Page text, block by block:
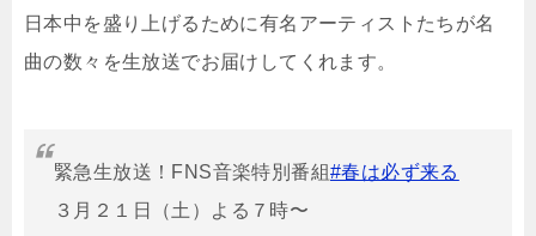
日本中を盛り上げるために有名アーティストたちが名
曲の数々を生放送でお届けしてくれます。
緊急生放送！FNS音楽特別番組#春は必ず来る
３月２１日（土）よる７時〜